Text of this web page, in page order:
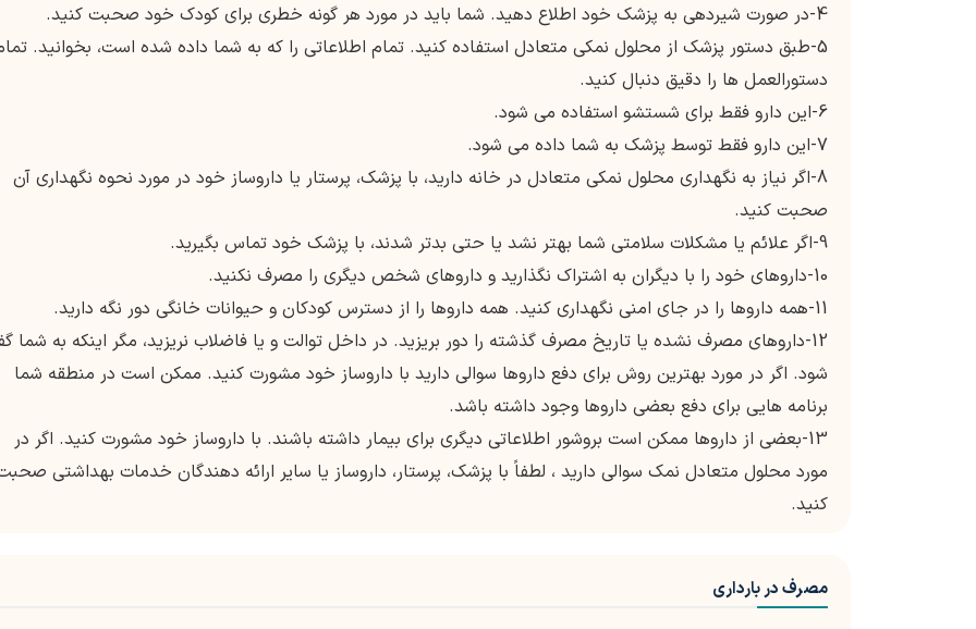
4-در صورت شیردهی به پزشک خود اطلاع دهید. شما باید در مورد هر گونه خطری برای کودک خود صحبت کنید.
5-طبق دستور پزشک از محلول نمکی متعادل استفاده کنید. تمام اطلاعاتی را که به شما داده شده است، بخوانید.
دستورالعمل ها را دقیق دنبال کنید.
6-این دارو فقط برای شستشو استفاده می شود.
7-این دارو فقط توسط پزشک به شما داده می شود.
8-اگر نیاز به نگهداری محلول نمکی متعادل در خانه دارید، با پزشک، پرستار یا داروساز خود در مورد نحوه نگهداری آن
صحبت کنید.
9-اگر علائم یا مشکلات سلامتی شما بهتر نشد یا حتی بدتر شدند، با پزشک خود تماس بگیرید.
10-داروهای خود را با دیگران به اشتراک نگذارید و داروهای شخص دیگری را مصرف نکنید.
11-همه داروها را در جای امنی نگهداری کنید. همه داروها را از دسترس کودکان و حیوانات خانگی دور نگه دارید.
12-داروهای مصرف نشده یا تاریخ مصرف گذشته را دور بریزید. در داخل توالت و یا فاضلاب نریزید، مگر اینکه به شما
شود. اگر در مورد بهترین روش برای دفع داروها سوالی دارید با داروساز خود مشورت کنید. ممکن است در منطقه شما
برنامه هایی برای دفع بعضی داروها وجود داشته باشد.
13-بعضی از داروها ممکن است بروشور اطلاعاتی دیگری برای بیمار داشته باشند. با داروساز خود مشورت کنید. اگر در
مورد محلول متعادل نمک سوالی دارید ، لطفاً با پزشک، پرستار، داروساز یا سایر ارائه دهندگان خدمات بهداشتی
کنید.
مصرف در بارداری